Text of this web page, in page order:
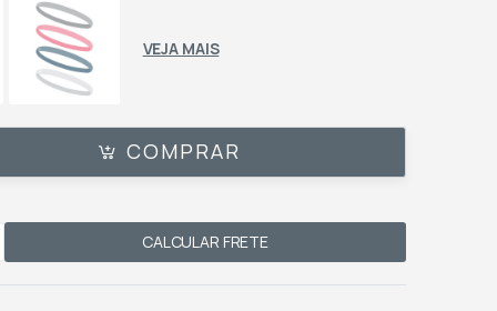
VEJA MAIS
COMPRAR
CALCULAR FRETE